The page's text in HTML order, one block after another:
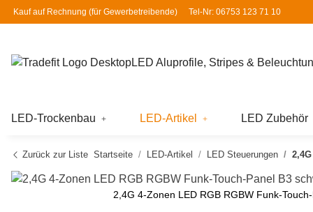
Kauf auf Rechnung (für Gewerbetreibende) Tel-Nr: 06753 123 71 10
LED Aluprofile, Stripes &
LED-Trockenbau LED-Artikel LED Zubehör
Zurück zur Liste Startseite LED-Artikel LED Steuerungen
2,4G 4-Zonen LED RGB RGBW Funk-